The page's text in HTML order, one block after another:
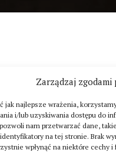
Zarządzaj
jak najlepsze wrażenia,
i/lub uzyskiwania dostępu do
nam przetwarzać dane,
na tej stronie. Brak
wpłynąć na niektóre cechy i